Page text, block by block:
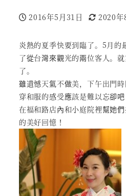
Published
2016年5月31日
Modified
2020年
炎熱的夏季快要到臨了。5月的
了從台灣來觀光的兩位客人。
了。
雖遺憾天氣不做美，下午出門
穿和服的感受應該是難以忘卻吧
在福和路店內和小庭院裡幫她
的美好回憶！